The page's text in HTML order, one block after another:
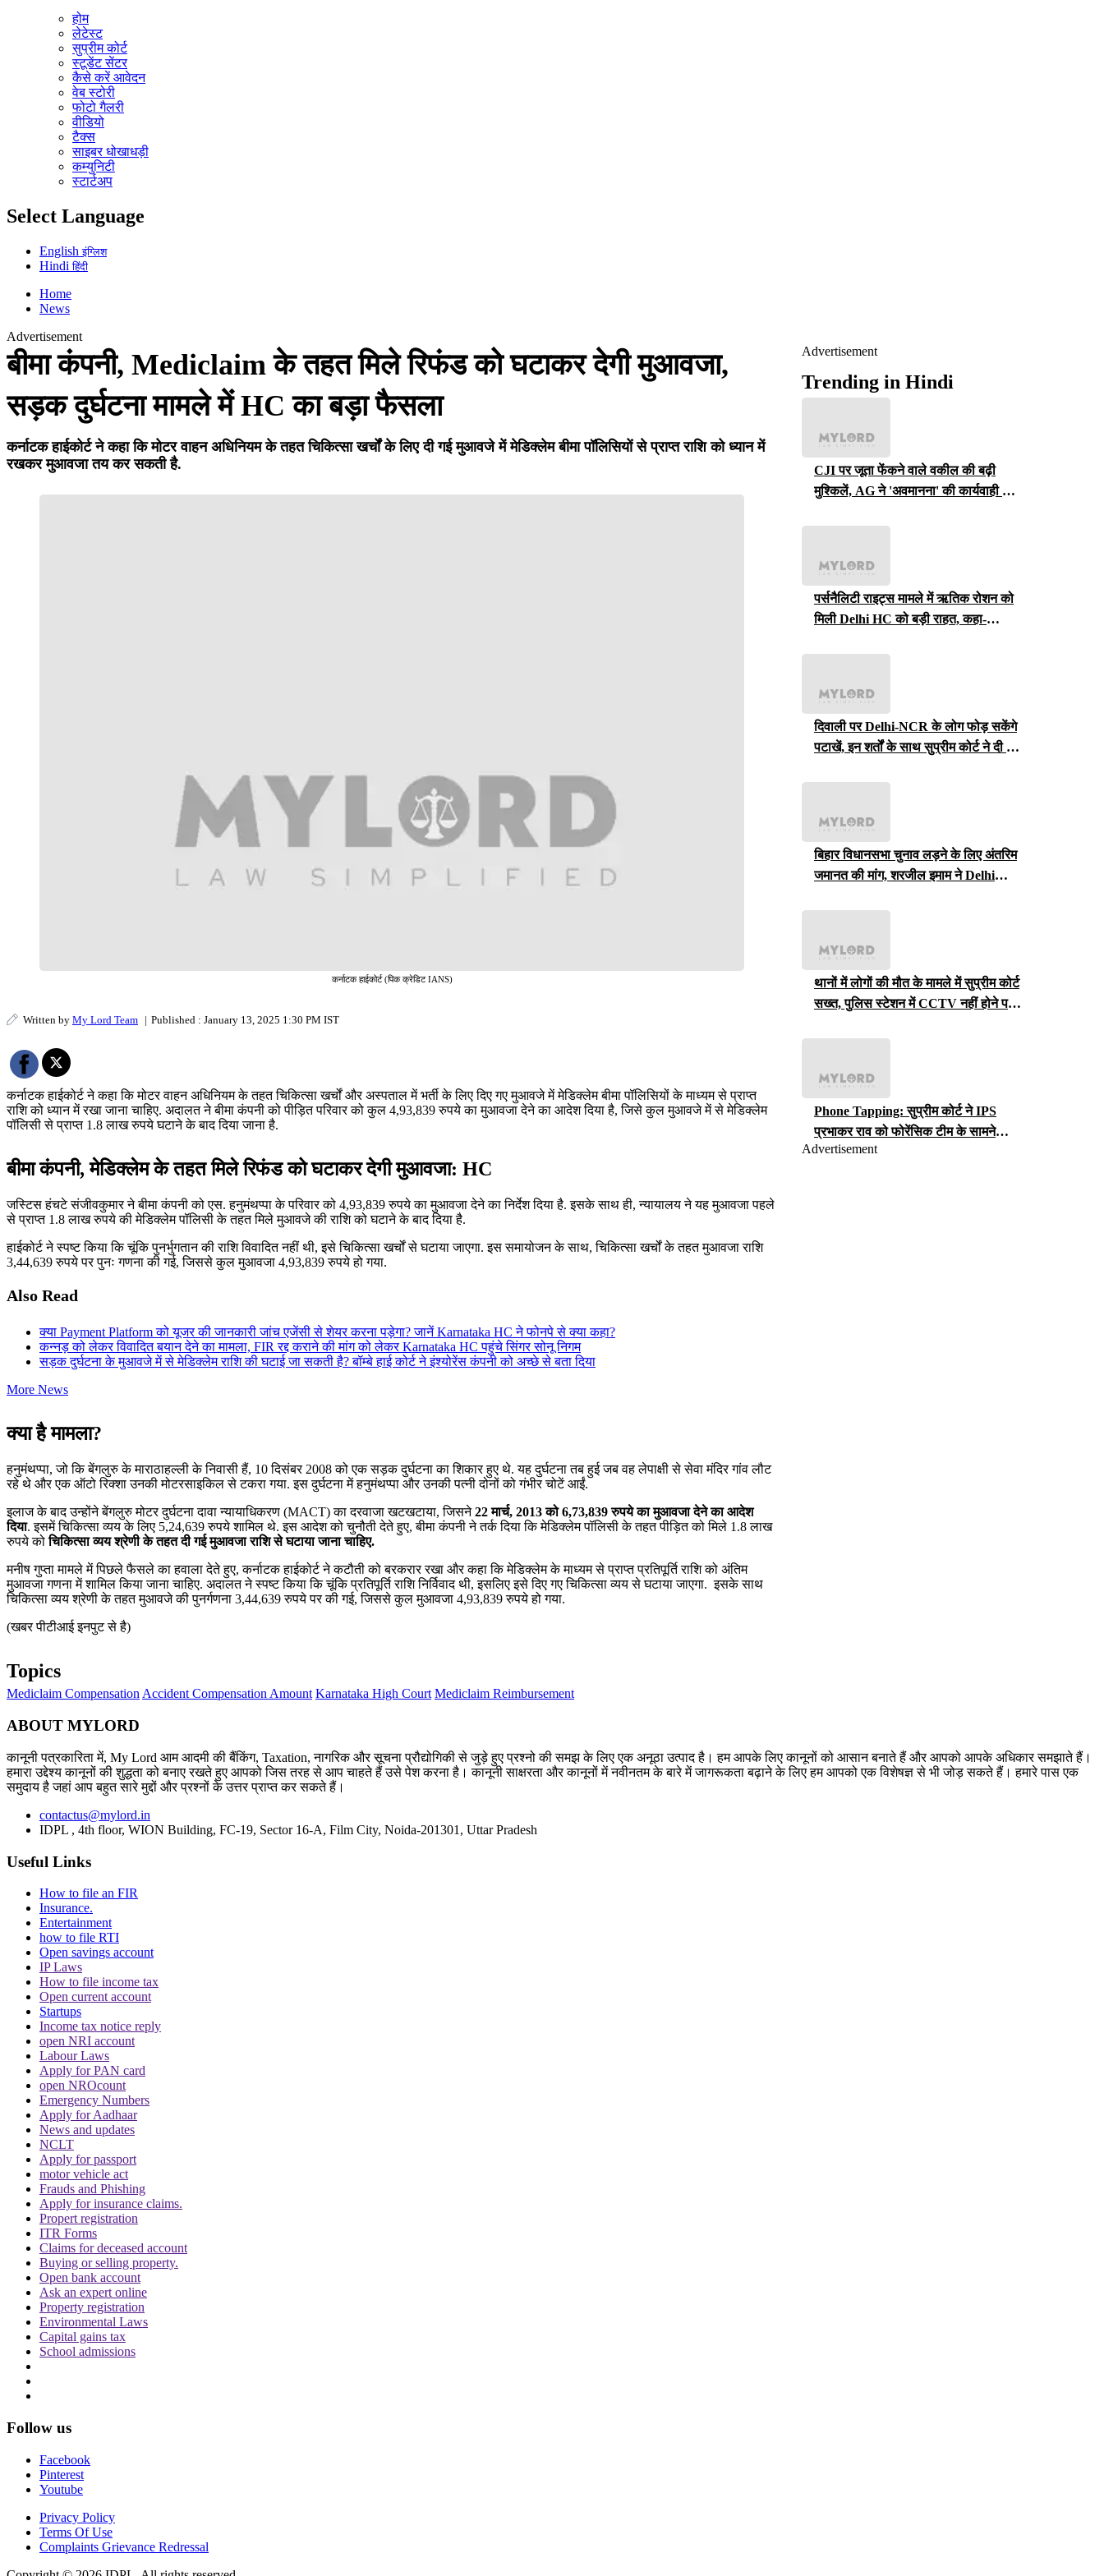
होम
लेटेस्ट
सुप्रीम कोर्ट
स्टूडेंट सेंटर
कैसे करें आवेदन
वेब स्टोरी
फोटो गैलरी
वीडियो
टैक्स
साइबर धोखाधड़ी
कम्युनिटी
स्टार्टअप
Select Language
Englishइंग्लिश
Hindiहिंदी
Home
News
Advertisement
बीमा कंपनी, Mediclaim के तहत मिले रिफंड को घटाकर देगी मुआवजा,
सड़क दुर्घटना मामले में HC का बड़ा फैसला
कर्नाटक हाईकोर्ट ने कहा कि मोटर वाहन अधिनियम के तहत चिकित्सा खर्चों के लिए दी गई मुआवजे में मेडिक्लेम बीमा पॉलिसियों से प्राप्त राशि को ध्यान में
रखकर मुआवजा तय कर सकती है.
कर्नाटक हाईकोर्ट (पिक क्रेडिट IANS)
Written by My Lord Team | Published : January 13, 2025 1:30 PM IST
कर्नाटक हाईकोर्ट ने कहा कि मोटर वाहन अधिनियम के तहत चिकित्सा खर्चों और अस्पताल में भर्ती के लिए दिए गए मुआवजे में मेडिक्लेम बीमा पॉलिसियों के माध्यम से प्राप्त
राशि को ध्यान में रखा जाना चाहिए. अदालत ने बीमा कंपनी को पीड़ित परिवार को कुल 4,93,839 रुपये का मुआवजा देने का आदेश दिया है, जिसे कुल मुआवजे में से मेडिक्लेम
पॉलिसी से प्राप्त 1.8 लाख रुपये घटाने के बाद दिया जाना है.
बीमा कंपनी, मेडिक्लेम के तहत मिले रिफंड को घटाकर देगी मुआवजा: HC
जस्टिस हंचटे संजीवकुमार ने बीमा कंपनी को एस. हनुमंथप्पा के परिवार को 4,93,839 रुपये का मुआवजा देने का निर्देश दिया है. इसके साथ ही, न्यायालय ने यह मुआवजा पहले
से प्राप्त 1.8 लाख रुपये की मेडिक्लेम पॉलिसी के तहत मिले मुआवजे की राशि को घटाने के बाद दिया है.
हाईकोर्ट ने स्पष्ट किया कि चूंकि पुनर्भुगतान की राशि विवादित नहीं थी, इसे चिकित्सा खर्चों से घटाया जाएगा. इस समायोजन के साथ, चिकित्सा खर्चों के तहत मुआवजा राशि
3,44,639 रुपये पर पुनः गणना की गई, जिससे कुल मुआवजा 4,93,839 रुपये हो गया.
Also Read
क्या Payment Platform को यूजर की जानकारी जांच एजेंसी से शेयर करना पड़ेगा? जानें Karnataka HC ने फोनपे से क्या कहा?
कन्नड़ को लेकर विवादित बयान देने का मामला, FIR रद्द कराने की मांग को लेकर Karnataka HC पहुंचे सिंगर सोनू निगम
सड़क दुर्घटना के मुआवजे में से मेडिक्लेम राशि की घटाई जा सकती है? बॉम्बे हाई कोर्ट ने इंश्योरेंस कंपनी को अच्छे से बता दिया
More News
क्या है मामला?
हनुमंथप्पा, जो कि बेंगलुरु के माराठाहल्ली के निवासी हैं, 10 दिसंबर 2008 को एक सड़क दुर्घटना का शिकार हुए थे. यह दुर्घटना तब हुई जब वह लेपाक्षी से सेवा मंदिर गांव लौट
रहे थे और एक ऑटो रिक्शा उनकी मोटरसाइकिल से टकरा गया. इस दुर्घटना में हनुमंथप्पा और उनकी पत्नी दोनों को गंभीर चोटें आईं.
इलाज के बाद उन्होंने बेंगलुरु मोटर दुर्घटना दावा न्यायाधिकरण (MACT) का दरवाजा खटखटाया, जिसने22 मार्च, 2013 को 6,73,839 रुपये का मुआवजा देने का आदेश
दिया. इसमें चिकित्सा व्यय के लिए 5,24,639 रुपये शामिल थे. इस आदेश को चुनौती देते हुए, बीमा कंपनी ने तर्क दिया कि मेडिक्लेम पॉलिसी के तहत पीड़ित को मिले 1.8 लाख
रुपये कोचिकित्सा व्यय श्रेणी के तहत दी गई मुआवजा राशि से घटाया जाना चाहिए.
मनीष गुप्ता मामले में पिछले फैसले का हवाला देते हुए, कर्नाटक हाईकोर्ट ने कटौती को बरकरार रखा और कहा कि मेडिक्लेम के माध्यम से प्राप्त प्रतिपूर्ति राशि को अंतिम
मुआवजा गणना में शामिल किया जाना चाहिए. अदालत ने स्पष्ट किया कि चूंकि प्रतिपूर्ति राशि निर्विवाद थी, इसलिए इसे दिए गए चिकित्सा व्यय से घटाया जाएगा. इसके साथ
चिकित्सा व्यय श्रेणी के तहत मुआवजे की पुनर्गणना 3,44,639 रुपये पर की गई, जिससे कुल मुआवजा 4,93,839 रुपये हो गया.
(खबर पीटीआई इनपुट से है)
Topics
Mediclaim Compensation Accident Compensation Amount Karnataka High Court Mediclaim Reimbursement
Advertisement
Trending in Hindi
CJI पर जूता फेंकने वाले वकील की बढ़ी
मुश्किलें, AG ने 'अवमानना' की कार्यवाही शुरू
पर्सनैलिटी राइट्स मामले में ऋतिक रोशन को
मिली Delhi HC को बड़ी राहत, कहा-
दिवाली पर Delhi-NCR के लोग फोड़ सकेंगे
पटाखें, इन शर्तों के साथ सुप्रीम कोर्ट ने दी ये
बिहार विधानसभा चुनाव लड़ने के लिए अंतरिम
जमानत की मांग, शरजील इमाम ने Delhi
थानों में लोगों की मौत के मामले में सुप्रीम कोर्ट
सख्त, पुलिस स्टेशन में CCTV नहीं होने पर
Phone Tapping: सुप्रीम कोर्ट ने IPS
प्रभाकर राव को फोरेंसिक टीम के सामने
iCloud पासवर्ड सौंपने का आदेश, जानें क्या
Advertisement
ABOUT MYLORD
कानूनी पत्रकारिता में, My Lord आम आदमी की बैंकिंग, Taxation, नागरिक और सूचना प्रौद्योगिकी से जुड़े हुए प्रश्नो की समझ के लिए एक अनूठा उत्पाद है। हम आपके लिए कानूनों को आसान बनाते हैं और आपको आपके अधिकार समझाते हैं।
हमारा उद्देश्य कानूनों की शुद्धता को बनाए रखते हुए आपको जिस तरह से आप चाहते हैं उसे पेश करना है। कानूनी साक्षरता और कानूनों में नवीनतम के बारे में जागरूकता बढ़ाने के लिए हम आपको एक विशेषज्ञ से भी जोड़ सकते हैं। हमारे पास एक
समुदाय है जहां आप बहुत सारे मुद्दों और प्रश्नों के उत्तर प्राप्त कर सकते हैं।
contactus@mylord.in
IDPL , 4th floor, WION Building, FC-19, Sector 16-A, Film City, Noida-201301, Uttar Pradesh
Useful Links
How to file an FIR
Insurance.
Entertainment
how to file RTI
Open savings account
IP Laws
How to file income tax
Open current account
Startups
Income tax notice reply
open NRI account
Labour Laws
Apply for PAN card
open NROcount
Emergency Numbers
Apply for Aadhaar
News and updates
NCLT
Apply for passport
motor vehicle act
Frauds and Phishing
Apply for insurance claims.
Propert registration
ITR Forms
Claims for deceased account
Buying or selling property.
Open bank account
Ask an expert online
Property registration
Environmental Laws
Capital gains tax
School admissions
Follow us
Facebook
Pinterest
Youtube
Privacy Policy
Terms Of Use
Complaints Grievance Redressal